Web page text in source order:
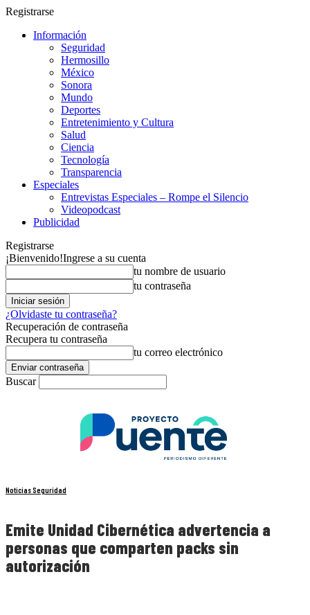
Registrarse
Información
Seguridad
Hermosillo
México
Sonora
Mundo
Deportes
Entretenimiento y Cultura
Salud
Ciencia
Tecnología
Transparencia
Especiales
Entrevistas Especiales – Rompe el Silencio
Videopodcast
Publicidad
Registrarse
¡Bienvenido!Ingrese a su cuenta
tu nombre de usuario
tu contraseña
¿Olvidaste tu contraseña?
Recuperación de contraseña
Recupera tu contraseña
tu correo electrónico
Buscar
Noticias Seguridad
Emite Unidad Cibernética advertencia a
personas que comparten packs sin
autorización